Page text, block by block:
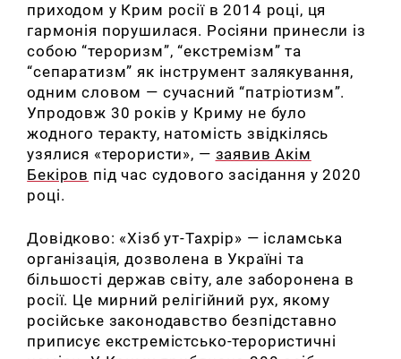
приходом у Крим росії в 2014 році, ця
гармонія порушилася. Росіяни принесли із
собою “тероризм”, “екстремізм” та
“сепаратизм” як інструмент залякування,
одним словом — сучасний “патріотизм”.
Упродовж 30 років у Криму не було
жодного теракту, натомість звідкілясь
узялися «терористи», — заявив Акім
Бекіров під час судового засідання у 2020
році.
Довідково: «Хізб ут-Тахрір» — ісламська
організація, дозволена в Україні та
більшості держав світу, але заборонена в
росії. Це мирний релігійний рух, якому
російське законодавство безпідставно
приписує екстремістсько-терористичні